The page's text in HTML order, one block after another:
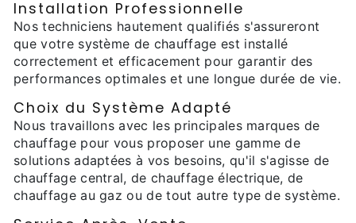
Installation Professionnelle
Nos techniciens hautement qualifiés s'assureront
que votre système de chauffage est installé
correctement et efficacement pour garantir des
performances optimales et une longue durée de vie.
Choix du Système Adapté
Nous travaillons avec les principales marques de
chauffage pour vous proposer une gamme de
solutions adaptées à vos besoins, qu'il s'agisse de
chauffage central, de chauffage électrique, de
chauffage au gaz ou de tout autre type de système.